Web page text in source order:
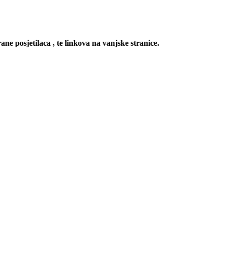
posjetilaca , te linkova na vanjske stranice.